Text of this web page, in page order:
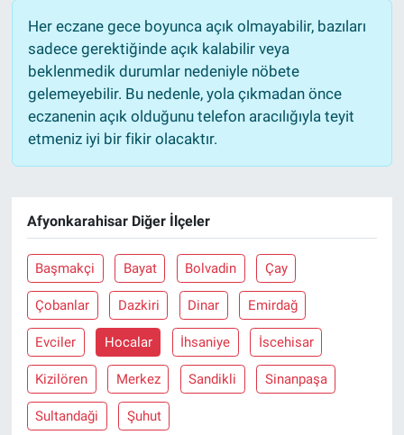
Her eczane gece boyunca açık olmayabilir, bazıları
sadece gerektiğinde açık kalabilir veya
beklenmedik durumlar nedeniyle nöbete
gelemeyebilir. Bu nedenle, yola çıkmadan önce
eczanenin açık olduğunu telefon aracılığıyla teyit
etmeniz iyi bir fikir olacaktır.
Afyonkarahisar Diğer İlçeler
Başmakçi Bayat Bolvadin Çay
Çobanlar Dazkiri Dinar Emirdağ
Evciler Hocalar İhsaniye İscehisar
Kizilören Merkez Sandikli Sinanpaşa
Sultandaği Şuhut